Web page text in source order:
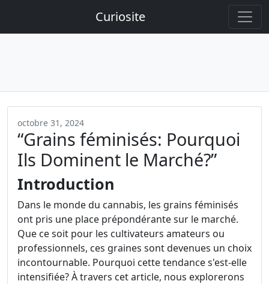
Curiosite
octobre 31, 2024
“Grains féminisés: Pourquoi
Ils Dominent le Marché?”
Introduction
Dans le monde du cannabis, les grains féminisés
ont pris une place prépondérante sur le marché.
Que ce soit pour les cultivateurs amateurs ou
professionnels, ces graines sont devenues un choix
incontournable. Pourquoi cette tendance s'est-elle
intensifiée? À travers cet article, nous explorerons